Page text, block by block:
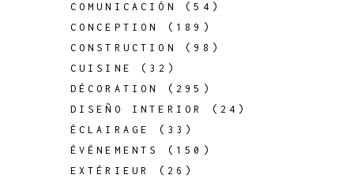
COMUNICACIÓN
(54)
CONCEPTION
(189)
CONSTRUCTION
(98)
CUISINE
(32)
DÉCORATION
(295)
DISEÑO INTERIOR
(24)
ÉCLAIRAGE
(33)
ÉVÉNEMENTS
(150)
EXTÉRIEUR
(26)